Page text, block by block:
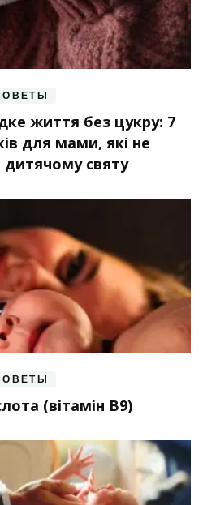
життя без цукру: 7
для мами, які не
святу
(вітамін В9)